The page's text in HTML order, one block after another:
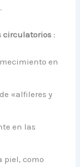
circulatorios :
en
«alfileres y
en las
piel, como